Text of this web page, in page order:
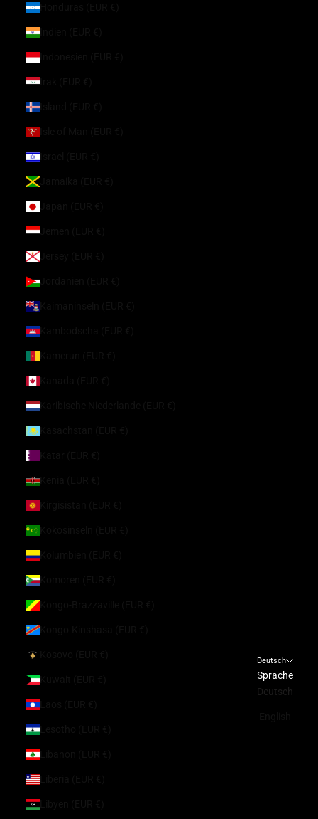
Honduras (EUR €)
Indien (EUR €)
Indonesien (EUR €)
Irak (EUR €)
Island (EUR €)
Israel (EUR €)
Jamaika (EUR €)
Jemen (EUR €)
Jersey (EUR €)
Jordanien (EUR €)
Kambodscha (EUR €)
Karibische Niederlande (EUR €)
Kenia (EUR €)
Kolumbien (EUR €)
Komoren (EUR €)
Kongo-Brazzaville (EUR €)
Kongo-Kinshasa (EUR €)
Kuwait (EUR €)
Laos (EUR €)
Lesotho (EUR €)
Libanon (EUR €)
Liberia (EUR €)
Libyen (EUR €)
Deutsch
Sprache
Deutsch